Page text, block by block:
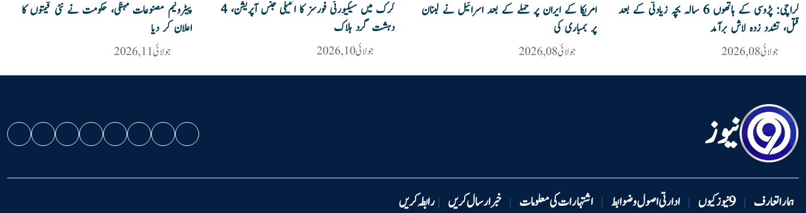
کراچی: پڑوسی کے ہاتھوں 6 سالہ بچہ زیادتی کے بعد
قتل، تشدد زدہ لاش برآمد
جولائی 08, 2026
امریکا کے ایران پر حملے کے بعد اسرائیل نے لبنان
پر بمباری کی
جولائی 08, 2026
کرک میں سیکیورٹی فورسز کا انٹیلی جنس آپریشن، 4
دہشت گرد ہلاک
جولائی 10, 2026
پیٹرولیم مصنوعات مہنگی، حکومت نے نئی قیمتوں کا
اعلان کر دیا
جولائی 11, 2026
نیوز
ہمارا تعارف | 9 نیوزکیوں | ادارتی اصول و ضوابط | اشتہارات کی معلومات | خبر ارسال کریں | رابطہ کریں